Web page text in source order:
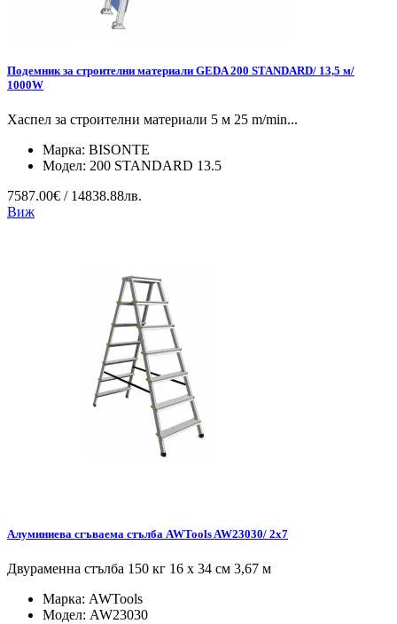
Подемник за строителни материали GEDA 200 STANDARD/ 13,5 м/
1000W
Хаспел за строителни материали 5 м 25 m/min...
Марка: BISONTE
Модел: 200 STANDARD 13.5
7587.00€ / 14838.88лв.
Виж
Алуминиева сгъваема стълба AWTools AW23030/ 2x7
Двураменна стълба 150 кг 16 x 34 см 3,67 м
Марка: AWTools
Модел: AW23030